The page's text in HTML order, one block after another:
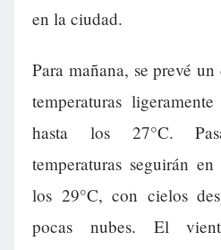
en la ciudad.
Para mañana, se prevé
temperaturas
hasta los 27°C.
temperaturas seguirán
los 29°C, con cielos
pocas nubes. El